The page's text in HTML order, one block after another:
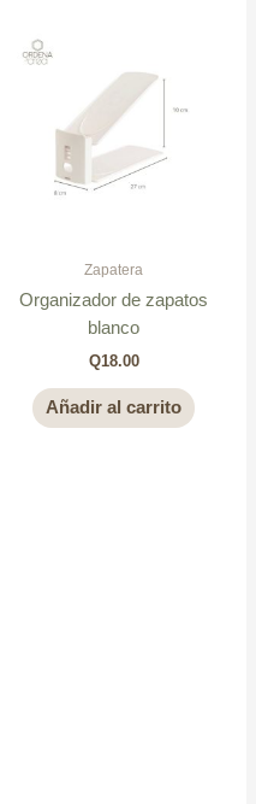
Zapatera
Organizador de zapatos
blanco
Q18.00
Añadir al carrito